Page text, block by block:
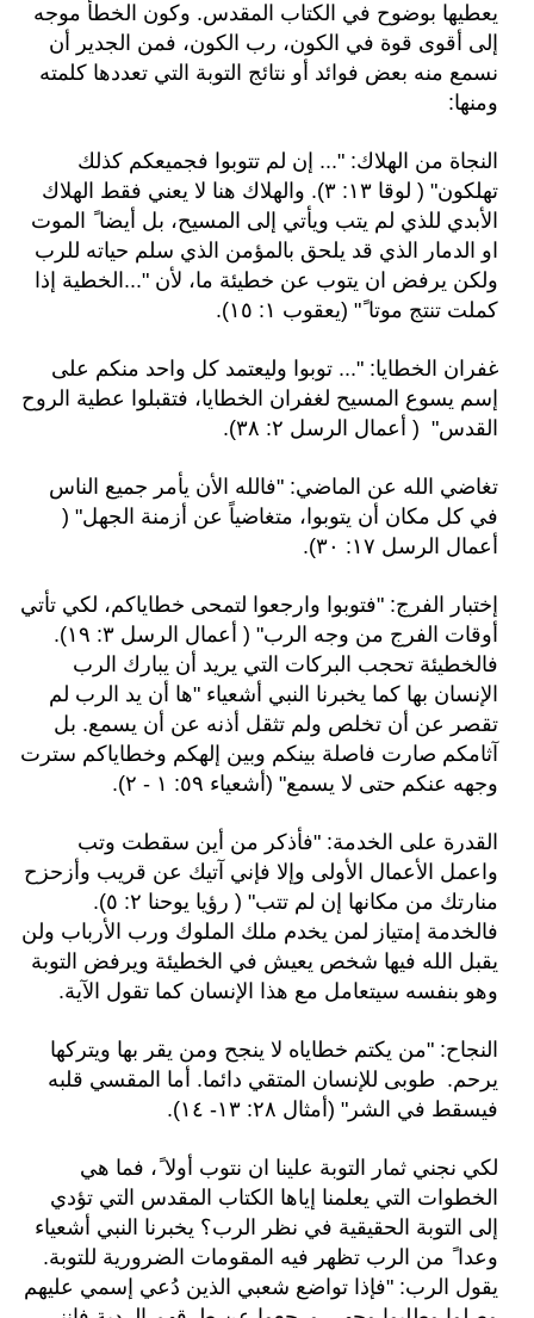
يعطيها بوضوح في الكتاب المقدس. وكون الخطأ موجه
إلى أقوى قوة في الكون، رب الكون، فمن الجدير أن
نسمع منه بعض فوائد أو نتائج التوبة التي تعددها كلمته
ومنها:
النجاة من الهلاك: "... إن لم تتوبوا فجميعكم كذلك
تهلكون" ( لوقا ١٣: ٣). والهلاك هنا لا يعني فقط الهلاك
الأبدي للذي لم يتب ويأتي إلى المسيح، بل أيضا ً الموت
او الدمار الذي قد يلحق بالمؤمن الذي سلم حياته للرب
ولكن يرفض ان يتوب عن خطيئة ما، لأن "...الخطية إذا
كملت تنتج موتا ً" (يعقوب ١: ١٥).
غفران الخطايا: "... توبوا وليعتمد كل واحد منكم على
إسم يسوع المسيح لغفران الخطايا، فتقبلوا عطية الروح
القدس" ( أعمال الرسل ٢: ٣٨).
تغاضي الله عن الماضي: "فالله الأن يأمر جميع الناس
في كل مكان أن يتوبوا، متغاضياً عن أزمنة الجهل" (
أعمال الرسل ١٧: ٣٠).
إختبار الفرج: "فتوبوا وارجعوا لتمحى خطاياكم، لكي تأتي
أوقات الفرج من وجه الرب" ( أعمال الرسل ٣: ١٩).
فالخطيئة تحجب البركات التي يريد أن يبارك الرب
الإنسان بها كما يخبرنا النبي أشعياء "ها أن يد الرب لم
تقصر عن أن تخلص ولم تثقل أذنه عن أن يسمع. بل
آثامكم صارت فاصلة بينكم وبين إلهكم وخطاياكم سترت
وجهه عنكم حتى لا يسمع" (أشعياء ٥٩: ١ - ٢).
القدرة على الخدمة: "فأذكر من أين سقطت وتب
واعمل الأعمال الأولى وإلا فإني آتيك عن قريب وأزحزح
منارتك من مكانها إن لم تتب" ( رؤيا يوحنا ٢: ٥).
فالخدمة إمتياز لمن يخدم ملك الملوك ورب الأرباب ولن
يقبل الله فيها شخص يعيش في الخطيئة ويرفض التوبة
وهو بنفسه سيتعامل مع هذا الإنسان كما تقول الآية.
النجاح: "من يكتم خطاياه لا ينجح ومن يقر بها ويتركها
يرحم. طوبى للإنسان المتقي دائما. أما المقسي قلبه
فيسقط في الشر" (أمثال ٢٨: ١٣- ١٤).
لكي نجني ثمار التوبة علينا ان نتوب أولا ً، فما هي
الخطوات التي يعلمنا إياها الكتاب المقدس التي تؤدي
إلى التوبة الحقيقية في نظر الرب؟ يخبرنا النبي أشعياء
وعدا ً من الرب تظهر فيه المقومات الضرورية للتوبة.
يقول الرب: "فإذا تواضع شعبي الذين دُعي إسمي عليهم